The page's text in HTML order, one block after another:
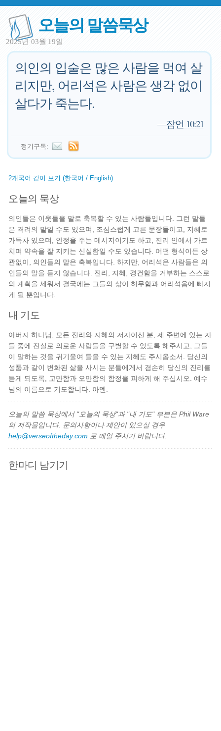
오늘의 말씀묵상
2025년 03월 19일
의인의 입술은 많은 사람을 먹여 살
리지만, 어리석은 사람은 생각 없이
살다가 죽는다.
—잠언 10:21
정기구독:
2개국어 같이 보기 (한국어 / English)
오늘의 묵상
의인들은 이웃들을 말로 축복할 수 있는 사람들입니다. 그런 말들
은 격려의 말일 수도 있으며, 조심스럽게 고른 문장들이고, 지혜로
가득차 있으며, 안정을 주는 메시지이기도 하고, 진리 안에서 가르
치며 약속을 잘 지키는 신실함일 수도 있습니다. 어떤 형식이든 상
관없이, 의인들의 말은 축복입니다. 하지만, 어리석은 사람들은 의
인들의 말을 듣지 않습니다. 진리, 지혜, 경건함을 거부하는 스스로
의 계획을 세워서 결국에는 그들의 삶이 허무함과 어리석음에 빠지
게 될 뿐입니다.
내 기도
아버지 하나님, 모든 진리와 지혜의 저자이신 분, 제 주변에 있는 자
들 중에 진실로 의로운 사람들을 구별할 수 있도록 해주시고, 그들
이 말하는 것을 귀기울여 들을 수 있는 지혜도 주시옵소서. 당신의
성품과 같이 변화된 삶을 사시는 분들에게서 겸손히 당신의 진리를
듣게 되도록, 교만함과 오만함의 함정을 피하게 해 주십시오. 예수
님의 이름으로 기도합니다. 아멘.
오늘의 말씀 묵상에서 "오늘의 묵상"과 "내 기도" 부분은 Phil Ware
의 저작물입니다. 문의사항이나 제안이 있으실 경우
help@verseoftheday.com 로 메일 주시기 바랍니다.
한마디 남기기